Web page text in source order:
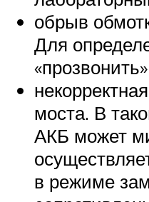
обрыв
Для
моста. В
АКБ может
в режиме